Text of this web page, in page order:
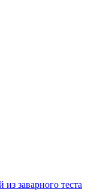
заварного теста